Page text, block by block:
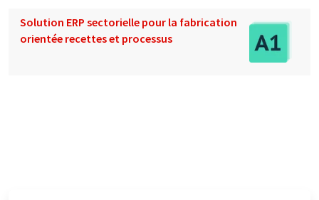
Solution ERP sectorielle pour la fabrication
orientée recettes et processus